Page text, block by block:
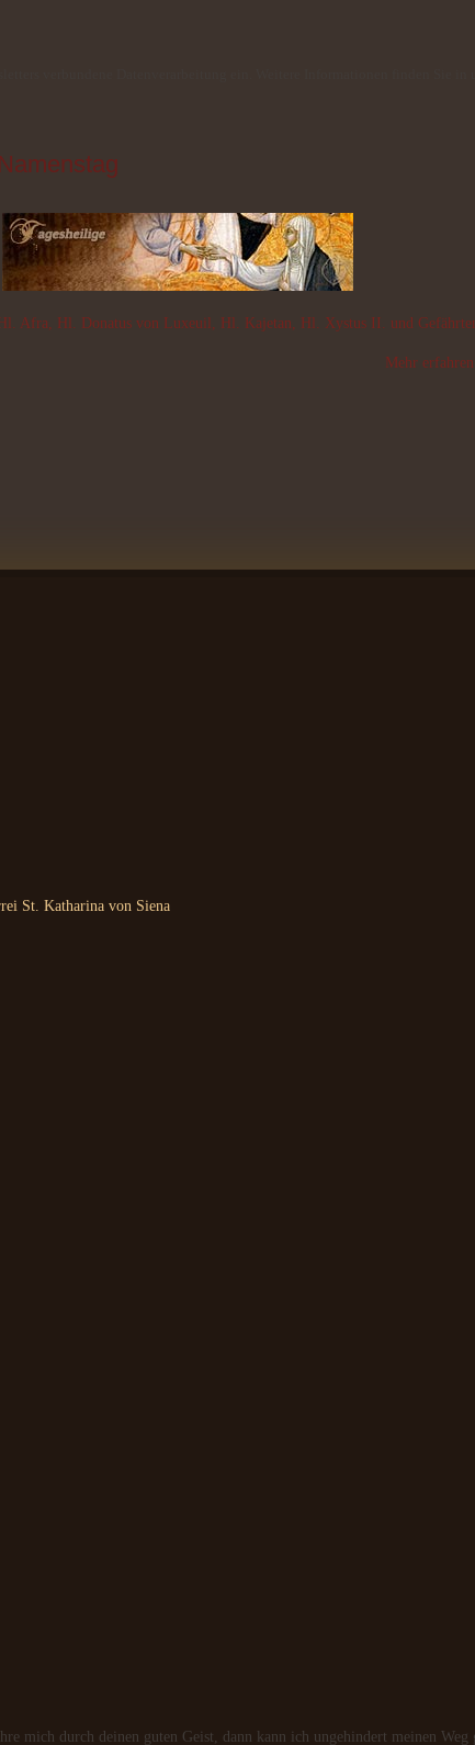
Namenstag
Hl. Afra, Hl. Donatus von Luxeuil, Hl. Kajetan, Hl. Xystus II. und
Mehr erfahren
mich durch deinen guten Geist, dann kann ich ungehindert meinen
St. Katharina von Siena